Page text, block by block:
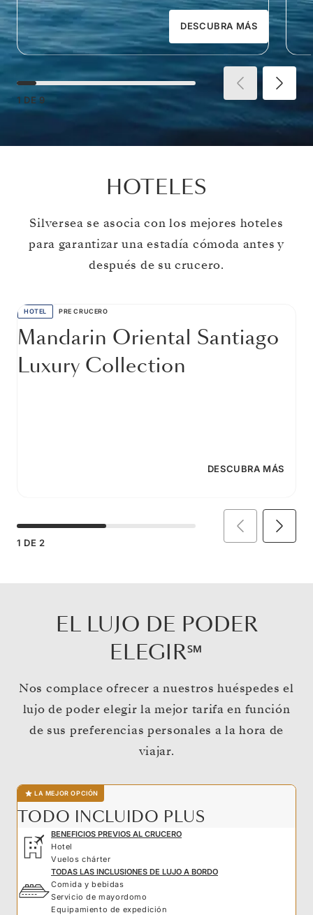
DESCUBRA MÁS
1 DE 9
HOTELES
Silversea se asocia con los mejores hoteles
para garantizar una estadía cómoda antes y
después de su crucero.
HOTEL PRE CRUCERO
Mandarin Oriental Santiago
Luxury Collection
DESCUBRA MÁS
1 DE 2
EL LUJO DE PODER
ELEGIR℠
Nos complace ofrecer a nuestros huéspedes el
lujo de poder elegir la mejor tarifa en función
de sus preferencias personales a la hora de
viajar.
LA MEJOR OPCIÓN
TODO INCLUIDO PLUS
BENEFICIOS PREVIOS AL CRUCERO
Hotel
Vuelos chárter
TODAS LAS INCLUSIONES DE LUJO A BORDO
Comida y bebidas
Servicio de mayordomo
Equipamiento de expedición